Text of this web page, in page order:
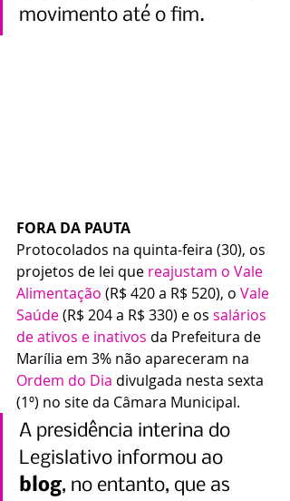
movimento até o fim.
FORA DA PAUTA
Protocolados na quinta-feira (30), os
projetos de lei que reajustam o Vale
Alimentação (R$ 420 a R$ 520), o Vale
Saúde (R$ 204 a R$ 330) e os salários
de ativos e inativos da Prefeitura de
Marília em 3% não apareceram na
Ordem do Dia divulgada nesta sexta
(1º) no site da Câmara Municipal.
A presidência interina do
Legislativo informou ao
blog, no entanto, que as